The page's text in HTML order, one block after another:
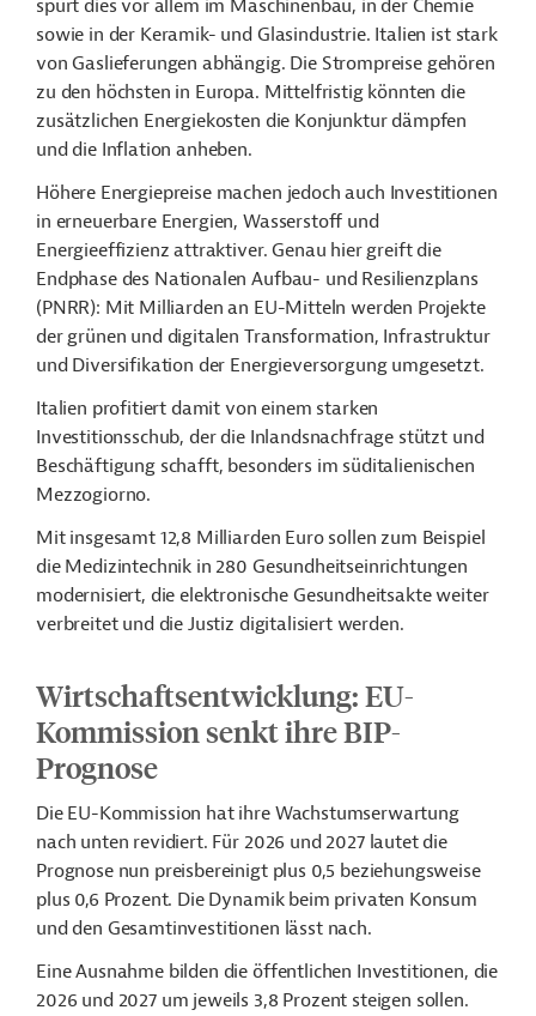
spürt dies vor allem im Maschinenbau, in der Chemie
sowie in der Keramik- und Glasindustrie. Italien ist stark
von Gaslieferungen abhängig. Die Strompreise gehören
zu den höchsten in Europa. Mittelfristig könnten die
zusätzlichen Energiekosten die Konjunktur dämpfen
und die Inflation anheben.
Höhere Energiepreise machen jedoch auch Investitionen
in erneuerbare Energien, Wasserstoff und
Energieeffizienz attraktiver. Genau hier greift die
Endphase des Nationalen Aufbau- und Resilienzplans
(PNRR): Mit Milliarden an EU-Mitteln werden Projekte
der grünen und digitalen Transformation, Infrastruktur
und Diversifikation der Energieversorgung umgesetzt.
Italien profitiert damit von einem starken
Investitionsschub, der die Inlandsnachfrage stützt und
Beschäftigung schafft, besonders im süditalienischen
Mezzogiorno.
Mit insgesamt 12,8 Milliarden Euro sollen zum Beispiel
die Medizintechnik in 280 Gesundheitseinrichtungen
modernisiert, die elektronische Gesundheitsakte weiter
verbreitet und die Justiz digitalisiert werden.
Wirtschaftsentwicklung: EU-
Kommission senkt ihre BIP-
Prognose
Die EU-Kommission hat ihre Wachstumserwartung
nach unten revidiert. Für 2026 und 2027 lautet die
Prognose nun preisbereinigt plus 0,5 beziehungsweise
plus 0,6 Prozent. Die Dynamik beim privaten Konsum
und den Gesamtinvestitionen lässt nach.
Eine Ausnahme bilden die öffentlichen Investitionen, die
2026 und 2027 um jeweils 3,8 Prozent steigen sollen.